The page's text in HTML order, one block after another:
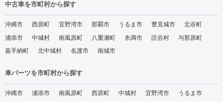
中古車を市町村から探す
沖縄市 西原町 宜野湾市 那覇市 うるま市 豊見城市
北谷町
浦添市
中城村 南風原町 八重瀬町 糸満市 読谷村
与那原町
嘉手納町
北中城村 名護市 南城市
車パーツを市町村から探す
沖縄市 浦添市 南風原町 西原町 中城村 宜野湾市
うるま市